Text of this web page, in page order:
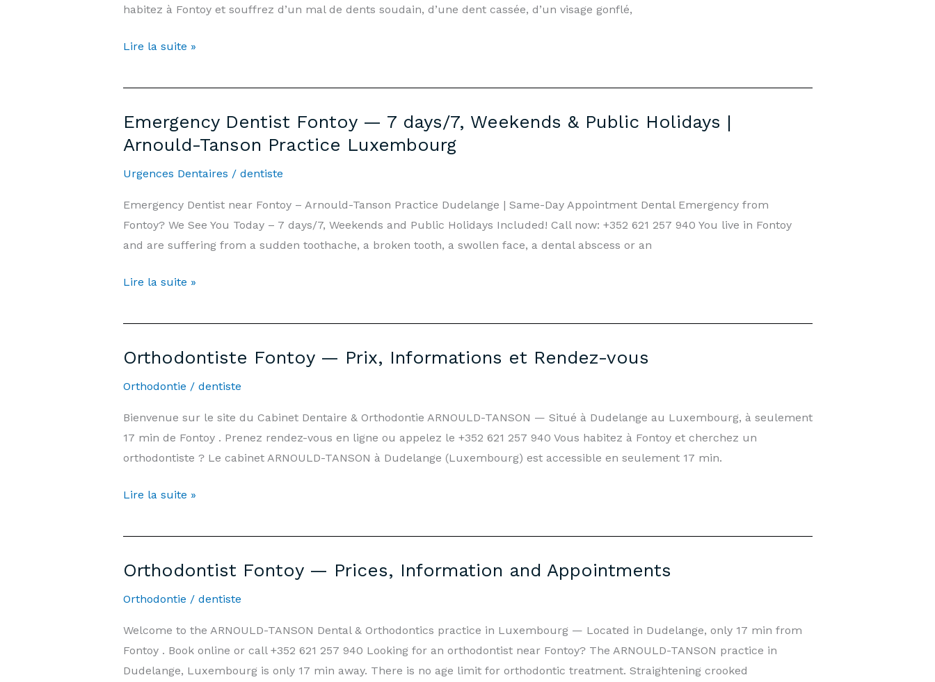
Tanson
Luxembourg
habitez à Fontoy et souffrez d’un mal de dents soudain, d’une dent cassée, d’un visage gonflé,
Dentiste
Fontoy
7j/7,
Week-
Jours
Fériés
|
Arnould-
Luxembourg
Lire la suite »
Emergency Dentist Fontoy — 7 days/7, Weekends & Public Holidays |
Arnould-Tanson Practice Luxembourg
Urgences Dentaires / dentiste
Emergency Dentist near Fontoy – Arnould-Tanson Practice Dudelange | Same-Day Appointment Dental Emergency from
Fontoy? We See You Today – 7 days/7, Weekends and Public Holidays Included! Call now: +352 621 257 940 You live in Fontoy
and are suffering from a sudden toothache, a broken tooth, a swollen face, a dental abscess or an
Emergency
Fontoy
7
days/7,
&
Public
Holidays
Arnould-
Luxembourg
Lire la suite »
Orthodontiste Fontoy — Prix, Informations et Rendez-vous
Orthodontie / dentiste
Bienvenue sur le site du Cabinet Dentaire & Orthodontie ARNOULD-TANSON — Situé à Dudelange au Luxembourg, à seulement
17 min de Fontoy . Prenez rendez-vous en ligne ou appelez le +352 621 257 940 Vous habitez à Fontoy et cherchez un
orthodontiste ? Le cabinet ARNOULD-TANSON à Dudelange (Luxembourg) est accessible en seulement 17 min.
Orthodontiste
—
Informations
et
vous
Lire la suite »
Orthodontist Fontoy — Prices, Information and Appointments
Orthodontie / dentiste
Welcome to the ARNOULD-TANSON Dental & Orthodontics practice in Luxembourg — Located in Dudelange, only 17 min from
Fontoy . Book online or call +352 621 257 940 Looking for an orthodontist near Fontoy? The ARNOULD-TANSON practice in
Dudelange, Luxembourg is only 17 min away. There is no age limit for orthodontic treatment. Straightening crooked